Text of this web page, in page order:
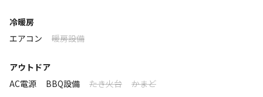
冷暖房
エアコン
暖房設備
アウトドア
AC電源
BBQ設備 たき火台 かまど
3バーナーの大型BBQガスグリルも完備、レンタル可能
駐車場は１室につき3台御座います
#